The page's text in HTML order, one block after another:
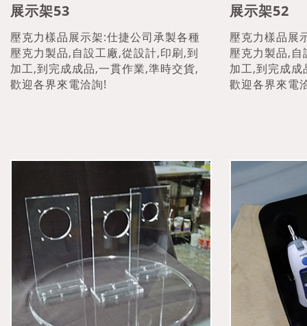
展示架53
壓克力樣品展示架:仕捷公司承製各種
壓克力製品,自設工廠,從設計,印刷,到
加工,到完成成品,一貫作業,準時交貨,
歡迎各界來電洽詢!
展示架52
壓克力樣品展
壓克力製品,
加工,到完成
歡迎各界來電